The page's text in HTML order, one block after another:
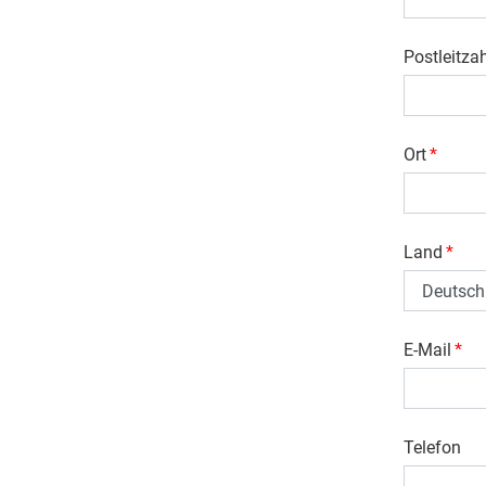
Ort*
Land *
E-Mail *
Telefon